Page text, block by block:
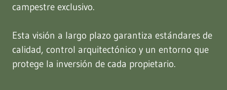
campestre exclusivo.
Esta visión a largo plazo garantiza estándares de
calidad, control arquitectónico y un entorno que
protege la inversión de cada propietario.